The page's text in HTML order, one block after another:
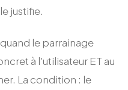
justifie.
le parrainage
à l'utilisateur ET au
La condition : le